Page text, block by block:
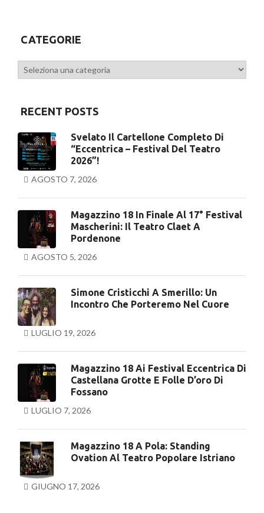
CATEGORIE
Categorie
RECENT POSTS
Svelato Il Cartellone Completo Di
“Eccentrica – Festival Del Teatro
2026”!
AGOSTO 7, 2026
Magazzino 18 In Finale Al 17° Festival
Mascherini: Il Teatro Claet A
Pordenone
AGOSTO 5, 2026
Simone Cristicchi A Smerillo: Un
Incontro Che Porteremo Nel Cuore
LUGLIO 19, 2026
Magazzino 18 Ai Festival Eccentrica Di
Castellana Grotte E Folle D’oro Di
Fossano
LUGLIO 7, 2026
Magazzino 18 A Pola: Standing
Ovation Al Teatro Popolare Istriano
GIUGNO 17, 2026